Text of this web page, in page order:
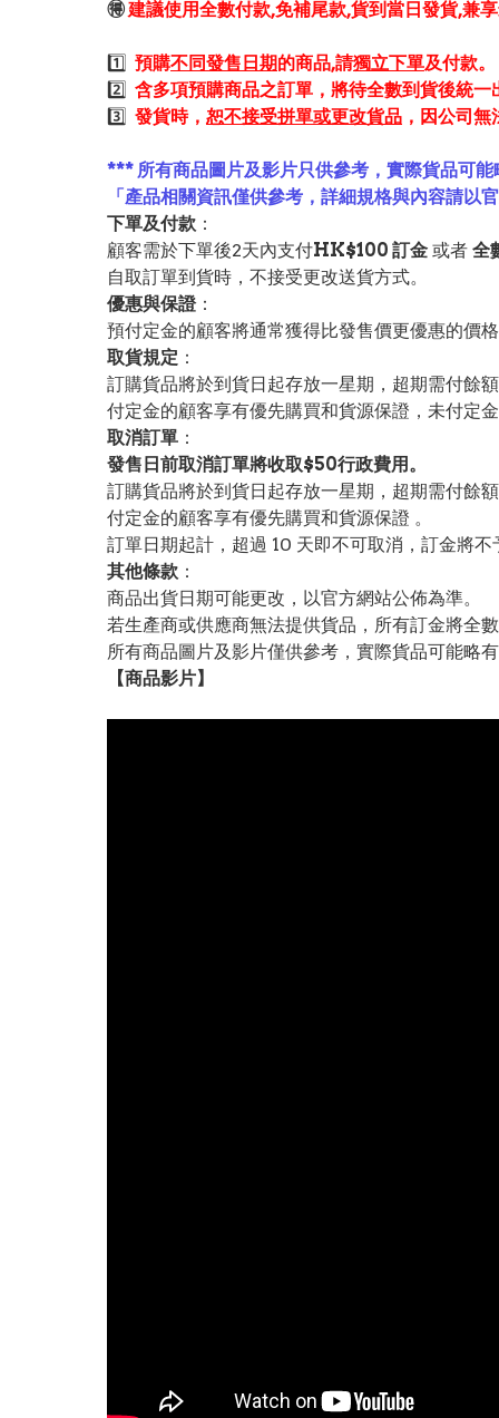
🉐建議使用全數付款,免補尾款,貨到當日發貨,兼
1️⃣ 預購不同發售日期的商品,請獨立下單及付款。
2️⃣ 含多項預購商品之訂單，將待全數到貨後統一
3️⃣ 發貨時， 恕不接受拼單或更改貨品 ，因公司
*** 所有商品圖片及影片只供參考，實際貨品可
「產品相關資訊僅供參考，詳細規格與內容請以
下單及付款 ：
顧客需於下單後2天內支付HK$100 訂金 或者 全
自取訂單到貨時，不接受更改送貨方式。
優惠與保證：
預付定金的顧客將通常獲得比發售價更優惠的價
取貨規定 ：
訂購貨品將於到貨日起存放一星期，超期需付餘
付定金的顧客享有優先購買和貨源保證，未付定
取消訂單 ：
發售日前取消訂單將收取$50行政費用。
訂購貨品將於到貨日起存放一星期，超期需付餘
付定金的顧客享有優先購買和貨源保證 。
訂單日期起計，超過 10 天即不可取消，訂金將不
其他條款 ：
商品出貨日期可能更改，以官方網站公佈為準。
若生產商或供應商無法提供貨品，所有訂金將全
所有商品圖片及影片僅供參考，實際貨品可能略
【商品影片】